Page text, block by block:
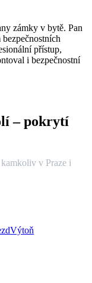
zámky v bytě. Pan
přístup,
i bezpečnostní
– pokrytí
v Praze i
Výtoň